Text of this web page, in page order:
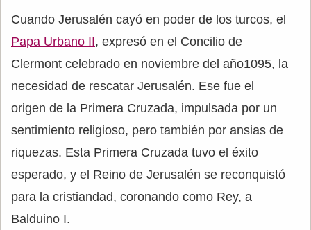
Cuando Jerusalén cayó en poder de los turcos, el
Papa Urbano II, expresó en el Concilio de
Clermont celebrado en noviembre del año1095, la
necesidad de rescatar Jerusalén. Ese fue el
origen de la Primera Cruzada, impulsada por un
sentimiento religioso, pero también por ansias de
riquezas. Esta Primera Cruzada tuvo el éxito
esperado, y el Reino de Jerusalén se reconquistó
para la cristiandad, coronando como Rey, a
Balduino I.